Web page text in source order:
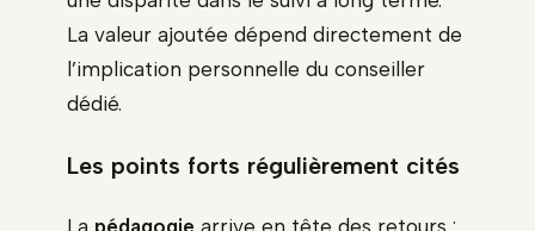
La valeur ajoutée dépend directement de
l’implication personnelle du conseiller
dédié.
Les points forts régulièrement cités
La pédagogie arrive en tête des retours :